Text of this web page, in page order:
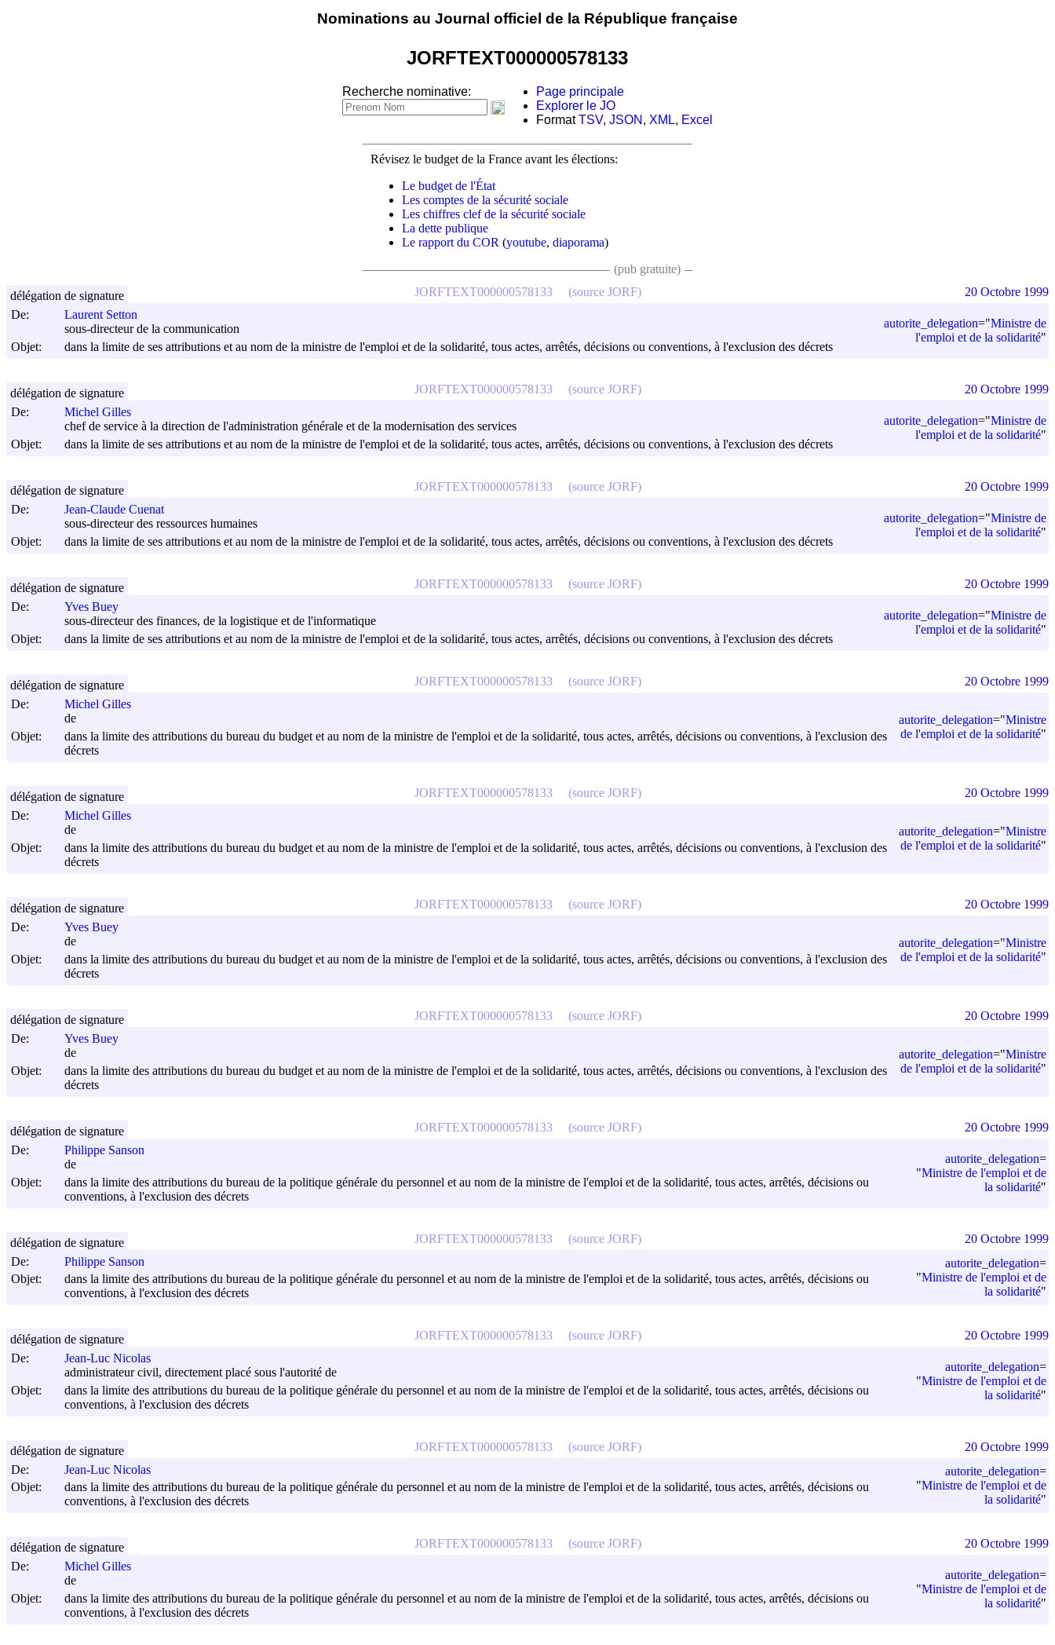
Nominations au Journal officiel de la République française
JORFTEXT000000578133
Recherche nominative:
Page principale
Explorer le JO
FormatTSV, JSON , XML, Excel
Révisez le budget de la France avant les élections:
Le budget de l'État
Les comptes de la sécurité sociale
Les chiffres clef de la sécurité sociale
La dette publique
Le rapport du COR (youtube, diaporama)
(pub gratuite)
De:
Laurent Setton
sous-directeur de la communication
Objet:
dans la limite de ses attributions et au nom de la ministre de l'emploi et de la solidarité, tous actes, arrêtés, décisions ou conventions, à l'exclusion des décrets
autorite_delegation="Ministre de
l'emploi et de la solidarité"
JORFTEXT000000578133 (source JORF)
délégation de signature 20 Octobre 1999
De:
Michel Gilles
chef de service à la direction de l'administration générale et de la modernisation des services
Objet:
dans la limite de ses attributions et au nom de la ministre de l'emploi et de la solidarité, tous actes, arrêtés, décisions ou conventions, à l'exclusion des décrets
autorite_delegation="Ministre de
l'emploi et de la solidarité"
JORFTEXT000000578133 (source JORF)
délégation de signature 20 Octobre 1999
De:
Jean-Claude Cuenat
sous-directeur des ressources humaines
Objet:
dans la limite de ses attributions et au nom de la ministre de l'emploi et de la solidarité, tous actes, arrêtés, décisions ou conventions, à l'exclusion des décrets
autorite_delegation="Ministre de
l'emploi et de la solidarité"
JORFTEXT000000578133 (source JORF)
délégation de signature 20 Octobre 1999
De:
Yves Buey
sous-directeur des finances, de la logistique et de l'informatique
Objet:
dans la limite de ses attributions et au nom de la ministre de l'emploi et de la solidarité, tous actes, arrêtés, décisions ou conventions, à l'exclusion des décrets
autorite_delegation="Ministre de
l'emploi et de la solidarité"
JORFTEXT000000578133 (source JORF)
délégation de signature 20 Octobre 1999
De:
Michel Gilles
de
Objet:
dans la limite des attributions du bureau du budget et au nom de la ministre de l'emploi et de la solidarité, tous actes, arrêtés, décisions ou conventions, à l'exclusion des
décrets
autorite_delegation="Ministre
de l'emploi et de la solidarité"
JORFTEXT000000578133 (source JORF)
délégation de signature 20 Octobre 1999
De:
Michel Gilles
de
Objet:
dans la limite des attributions du bureau du budget et au nom de la ministre de l'emploi et de la solidarité, tous actes, arrêtés, décisions ou conventions, à l'exclusion des
décrets
autorite_delegation="Ministre
de l'emploi et de la solidarité"
JORFTEXT000000578133 (source JORF)
délégation de signature 20 Octobre 1999
De:
Yves Buey
de
Objet:
dans la limite des attributions du bureau du budget et au nom de la ministre de l'emploi et de la solidarité, tous actes, arrêtés, décisions ou conventions, à l'exclusion des
décrets
autorite_delegation="Ministre
de l'emploi et de la solidarité"
JORFTEXT000000578133 (source JORF)
délégation de signature 20 Octobre 1999
De:
Yves Buey
de
Objet:
dans la limite des attributions du bureau du budget et au nom de la ministre de l'emploi et de la solidarité, tous actes, arrêtés, décisions ou conventions, à l'exclusion des
décrets
autorite_delegation="Ministre
de l'emploi et de la solidarité"
JORFTEXT000000578133 (source JORF)
délégation de signature 20 Octobre 1999
De:
Philippe Sanson
de
Objet:
dans la limite des attributions du bureau de la politique générale du personnel et au nom de la ministre de l'emploi et de la solidarité, tous actes, arrêtés, décisions ou
conventions, à l'exclusion des décrets
autorite_delegation=
"Ministre de l'emploi et de
la solidarité"
JORFTEXT000000578133 (source JORF)
délégation de signature 20 Octobre 1999
De:
Philippe Sanson
Objet:
dans la limite des attributions du bureau de la politique générale du personnel et au nom de la ministre de l'emploi et de la solidarité, tous actes, arrêtés, décisions ou
conventions, à l'exclusion des décrets
autorite_delegation=
"Ministre de l'emploi et de
la solidarité"
JORFTEXT000000578133 (source JORF)
délégation de signature 20 Octobre 1999
De:
Jean-Luc Nicolas
administrateur civil, directement placé sous l'autorité de
Objet:
dans la limite des attributions du bureau de la politique générale du personnel et au nom de la ministre de l'emploi et de la solidarité, tous actes, arrêtés, décisions ou
conventions, à l'exclusion des décrets
autorite_delegation=
"Ministre de l'emploi et de
la solidarité"
JORFTEXT000000578133 (source JORF)
délégation de signature 20 Octobre 1999
De:
Jean-Luc Nicolas
Objet:
dans la limite des attributions du bureau de la politique générale du personnel et au nom de la ministre de l'emploi et de la solidarité, tous actes, arrêtés, décisions ou
conventions, à l'exclusion des décrets
autorite_delegation=
"Ministre de l'emploi et de
la solidarité"
JORFTEXT000000578133 (source JORF)
délégation de signature 20 Octobre 1999
De:
Michel Gilles
de
Objet:
dans la limite des attributions du bureau de la politique générale du personnel et au nom de la ministre de l'emploi et de la solidarité, tous actes, arrêtés, décisions ou
conventions, à l'exclusion des décrets
autorite_delegation=
"Ministre de l'emploi et de
la solidarité"
JORFTEXT000000578133 (source JORF)
délégation de signature 20 Octobre 1999